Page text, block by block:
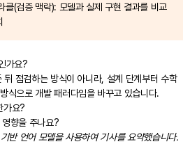
클(검증 맥락): 모델과 실제 구현 결과를 비교
가요?
점검하는 방식이 아니라, 설계 단계부터 수학
식으로 개발 패러다임을 바꾸고 있습니다.
가요?
향을 주나요?
언어 모델을 사용하여 기사를 요약했습니다.